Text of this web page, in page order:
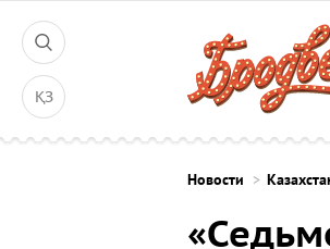
ҚЗ
Новости